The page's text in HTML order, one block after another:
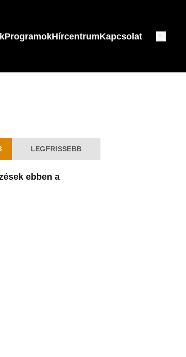
ProgramokHírcentrumKapcsolat
LEGFRISSEBB
ebben a